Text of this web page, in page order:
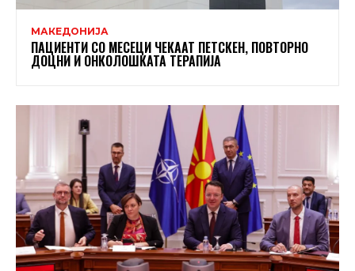
МАКЕДОНИЈА
ПАЦИЕНТИ СО МЕСЕЦИ ЧЕКААТ ПЕТСКЕН, ПОВТОРНО
ДОЦНИ И ОНКОЛОШКАТА ТЕРАПИЈА